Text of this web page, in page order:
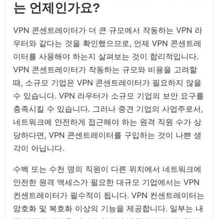
는 언제인가요?
VPN 콘센트레이터가 더 큰 규모에서 작동하는 VPN 라
우터와 같다는 것을 확인했으므로, 언제 VPN 콘센트레
이터를 사용해야 하는지 살펴보는 것이 합리적입니다.
VPN 콘센트레이터가 작동하는 규모와 비용을 고려할
때, 소규모 기업은 VPN 콘센트레이터가 필요하지 않을
수 있습니다. VPN 라우터가 소규모 기업의 보안 요구를
충족시킬 수 있습니다. 그러나 중견 기업의 사업주로서,
네트워크에 안전하게 접근해야 하는 원격 직원 수가 상
당하다면, VPN 콘센트레이터를 구입하는 것이 나쁜 생
각이 아닙니다.
수백 또는 수천 명의 직원이 다른 위치에서 네트워크에
안전한 원격 액세스가 필요한 대규모 기업에서는 VPN
컨센트레이터가 필수적이 됩니다. VPN 컨센트레이터는
암호화 및 복호화 이상의 기능을 제공합니다. 일부는 내